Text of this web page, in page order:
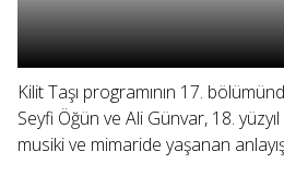
Kilit Taşı programının 17.
Seyfi Öğün ve Ali Günvar, 18.
musiki ve mimaride yaşanan